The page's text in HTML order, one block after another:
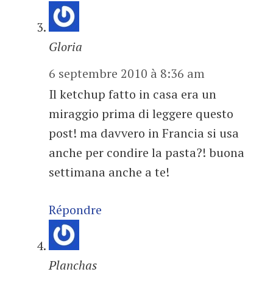
Gloria
6 septembre 2010 à 8:36 am
Il ketchup fatto in casa era un
miraggio prima di leggere questo
post! ma davvero in Francia si usa
anche per condire la pasta?! buona
settimana anche a te!
Répondre
Planchas